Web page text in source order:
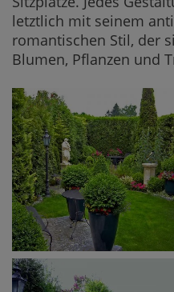
letztlich mit seinem
romantischen Stil, der
Blumen, Pflanzen und